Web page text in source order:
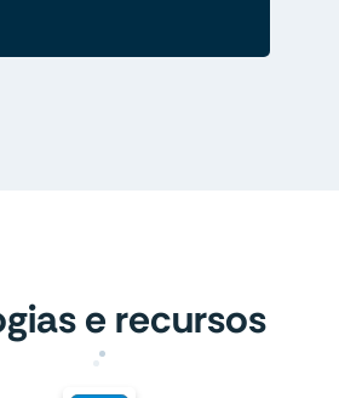
e recursos